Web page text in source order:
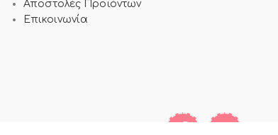
Αποστολές Προϊόντων
Επικοινωνία